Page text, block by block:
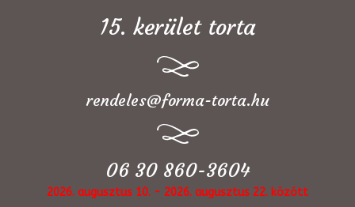
15. kerület torta
rendeles@forma-torta.hu
06 30 860-3604
2026. augusztus 10. - 2026. augusztus 22. között